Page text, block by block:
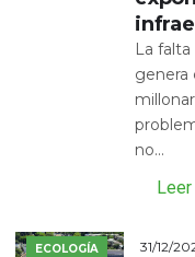
La
genera
no...
ECOLOGÍA 31/12/